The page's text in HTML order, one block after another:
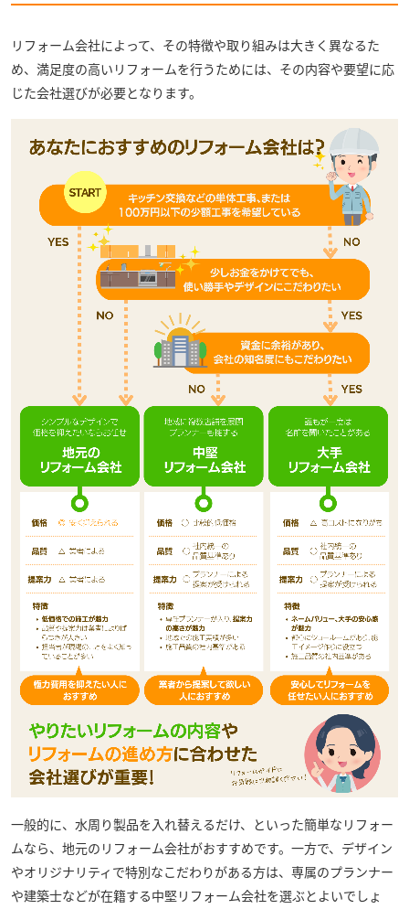
リフォーム会社によって、その特徴や取り組みは大きく異なるた
め、満足度の高いリフォームを行うためには、その内容や要望に応
じた会社選びが必要となります。
一般的に、水周り製品を入れ替えるだけ、といった簡単なリフォー
ムなら、地元のリフォーム会社がおすすめです。一方で、デザイン
やオリジナリティで特別なこだわりがある方は、専属のプランナー
や建築士などが在籍する中堅リフォーム会社を選ぶとよいでしょ